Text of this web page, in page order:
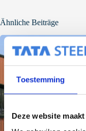
Toestemming
Deze website
Ähnliche Beiträge